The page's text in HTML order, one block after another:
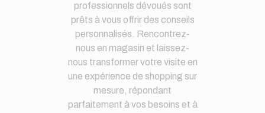
professionnels dévoués sont
prêts à vous offrir des conseils
personnalisés. Rencontrez-
nous en magasin et laissez-
nous transformer votre visite en
une expérience de shopping sur
mesure, répondant
parfaitement à vos besoins et à